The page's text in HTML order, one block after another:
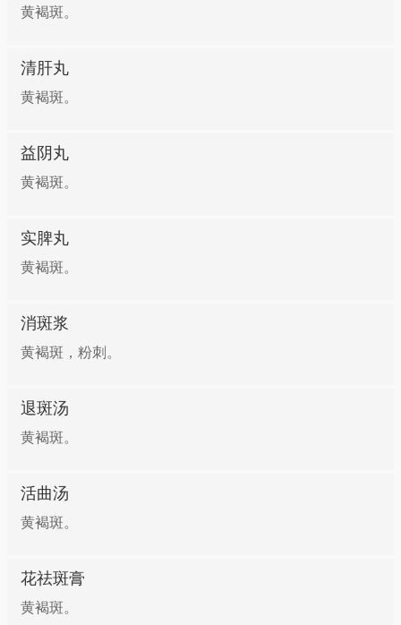
黄褐斑。
清肝丸
黄褐斑。
益阴丸
黄褐斑。
实脾丸
黄褐斑。
消斑浆
黄褐斑，粉刺。
退斑汤
黄褐斑。
活曲汤
黄褐斑。
花祛斑膏
黄褐斑。